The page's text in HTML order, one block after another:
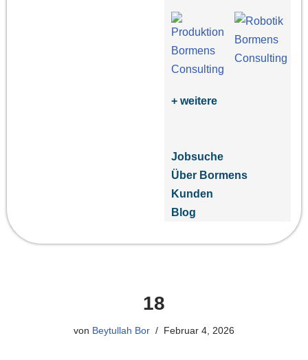
+ weitere
Jobsuche
Über Bormens
Kunden
Blog
18
von Beytullah Bor Februar 4, 2026